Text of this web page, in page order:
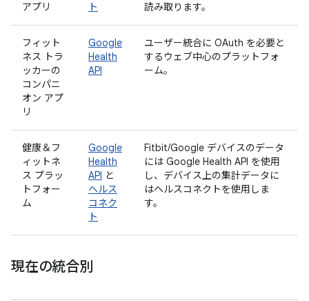
アプリ
ト
読み取ります。
フィット
ネス トラ
ッカーの
コンパニ
オン アプ
リ
Google
Health
API
ユーザー統合に OAuth を必要と
するウェブ中心のプラットフォ
ーム。
健康＆フ
ィットネ
ス プラッ
トフォー
ム
Google
Health
API と
ヘルス
コネク
ト
Fitbit/Google デバイスのデータ
には Google Health API を使用
し、デバイス上の集計データに
はヘルスコネクトを使用しま
す。
現在の統合別